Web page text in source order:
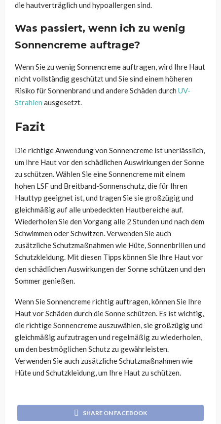
die hautverträglich und hypoallergen sind.
Was passiert, wenn ich zu wenig
Sonnencreme auftrage?
Wenn Sie zu wenig Sonnencreme auftragen, wird Ihre Haut
nicht vollständig geschützt und Sie sind einem höheren
Risiko für Sonnenbrand und andere Schäden durch UV-
Strahlen ausgesetzt.
Fazit
Die richtige Anwendung von Sonnencreme ist unerlässlich,
um Ihre Haut vor den schädlichen Auswirkungen der Sonne
zu schützen. Wählen Sie eine Sonnencreme mit einem
hohen LSF und Breitband-Sonnenschutz, die für Ihren
Hauttyp geeignet ist, und tragen Sie sie großzügig und
gleichmäßig auf alle unbedeckten Hautbereiche auf.
Wiederholen Sie den Vorgang alle 2 Stunden und nach dem
Schwimmen oder Schwitzen. Verwenden Sie auch
zusätzliche Schutzmaßnahmen wie Hüte, Sonnenbrillen und
Schutzkleidung. Mit diesen Tipps können Sie Ihre Haut vor
den schädlichen Auswirkungen der Sonne schützen und den
Sommer genießen.
Wenn Sie Sonnencreme richtig auftragen, können Sie Ihre
Haut vor Schäden durch die Sonne schützen. Es ist wichtig,
die richtige Sonnencreme auszuwählen, sie großzügig und
gleichmäßig aufzutragen und regelmäßig zu wiederholen,
um den bestmöglichen Schutz zu gewährleisten.
Verwenden Sie auch zusätzliche Schutzmaßnahmen wie
Hüte und Schutzkleidung, um Ihre Haut zu schützen.
SHARE ON FACEBOOK